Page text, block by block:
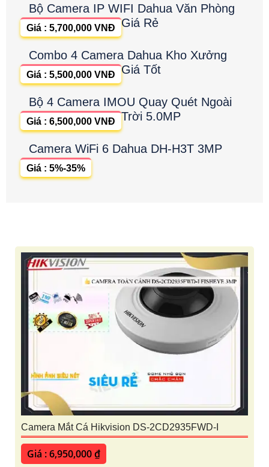
Bộ Camera IP WIFI Dahua Văn Phòng
Giá Rẻ
Giá : 5,700,000 VNĐ
Combo 4 Camera Dahua Kho Xưởng
Giá Tốt
Giá : 5,500,000 VNĐ
Bộ 4 Camera IMOU Quay Quét Ngoài
Trời 5.0MP
Giá : 6,500,000 VNĐ
Camera WiFi 6 Dahua DH-H3T 3MP
Giá : 5%-35%
Camera Mắt Cá Hikvision DS-2CD2935FWD-I
Giá : 6,950,000 ₫